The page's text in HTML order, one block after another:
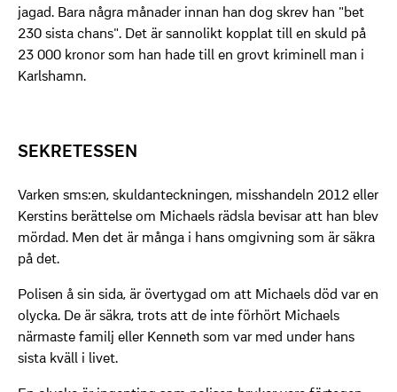
jagad. Bara några månader innan han dog skrev han "bet
230 sista chans". Det är sannolikt kopplat till en skuld på
23 000 kronor som han hade till en grovt kriminell man i
Karlshamn.
SEKRETESSEN
Varken sms:en, skuldanteckningen, misshandeln 2012 eller
Kerstins berättelse om Michaels rädsla bevisar att han blev
mördad. Men det är många i hans omgivning som är säkra
på det.
Polisen å sin sida, är övertygad om att Michaels död var en
olycka. De är säkra, trots att de inte förhört Michaels
närmaste familj eller Kenneth som var med under hans
sista kväll i livet.